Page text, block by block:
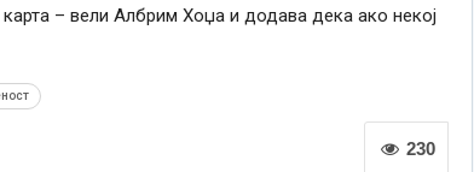
– вели Албрим Хоџа и додава дека ако некој
230